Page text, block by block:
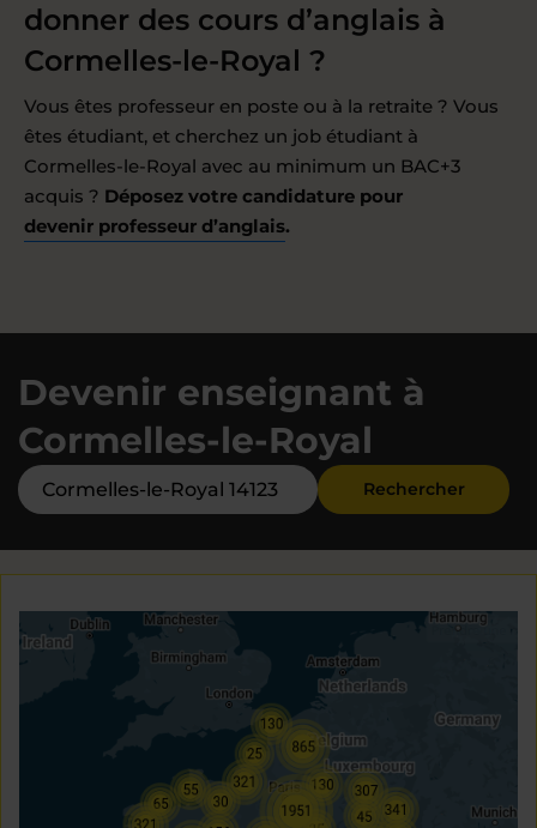
donner des cours d’anglais à
Cormelles-le-Royal ?
Vous êtes professeur en poste ou à la retraite ? Vous
êtes étudiant, et cherchez un job étudiant à
Cormelles-le-Royal avec au minimum un BAC+3
acquis ? Déposez votre candidature pour
devenir professeur d’anglais.
Devenir enseignant à
Cormelles-le-Royal
Rechercher